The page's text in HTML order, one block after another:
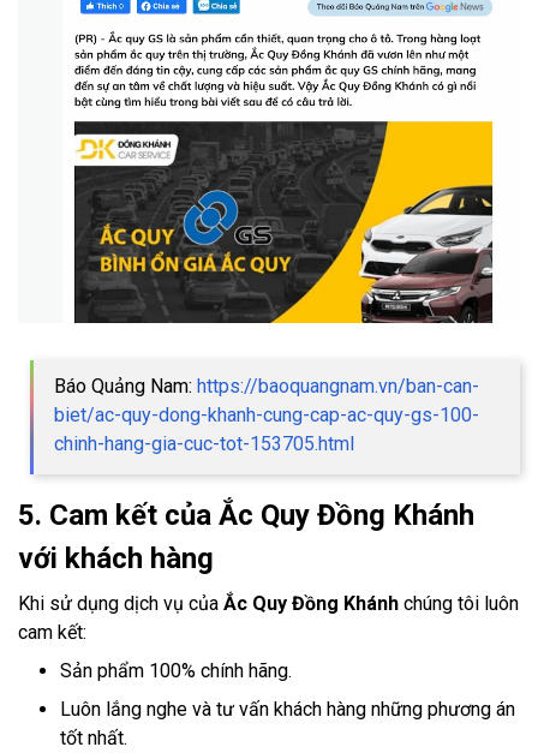
Báo Quảng Nam: https://baoquangnam.vn/ban-can-
biet/ac-quy-dong-khanh-cung-cap-ac-quy-gs-100-
chinh-hang-gia-cuc-tot-153705.html
5. Cam kết của Ắc Quy Đồng Khánh
với khách hàng
Khi sử dụng dịch vụ của Ắc Quy Đồng Khánh chúng tôi luôn
cam kết:
Sản phẩm 100% chính hãng.
Luôn lắng nghe và tư vấn khách hàng những phương án
tốt nhất.